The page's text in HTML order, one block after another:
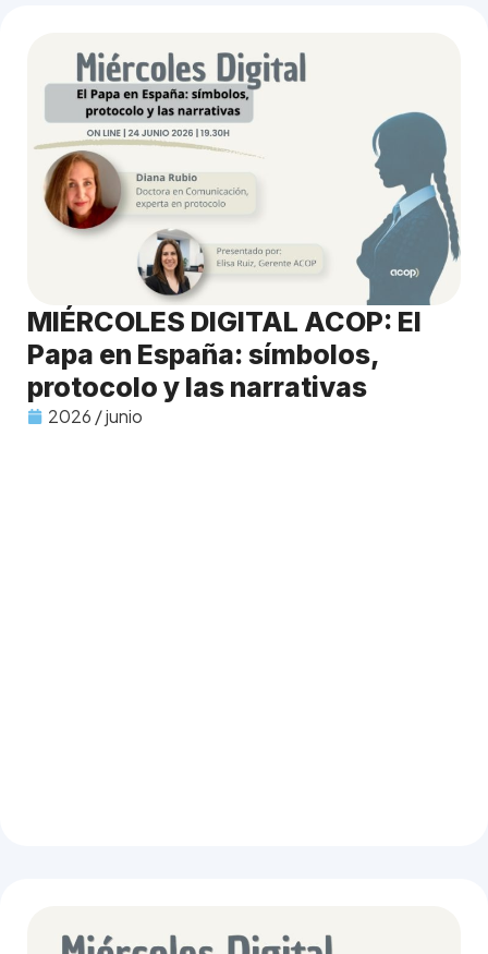
MIÉRCOLES DIGITAL ACOP: El
Papa en España: símbolos,
protocolo y las narrativas
2026 / junio